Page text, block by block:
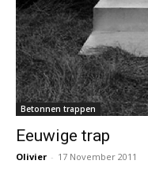
Betonnen trappen
Eeuwige trap
Olivier - 17 November 2011